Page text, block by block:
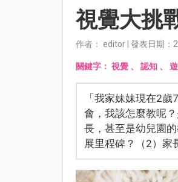
視覺大挑
作者： editor | 發表日期：
關鍵字： 視覺、 認知、
「我家妹妹現在2
會，我該怎麼教呢
長，甚至是幼兒園
展里程碑？（2）家